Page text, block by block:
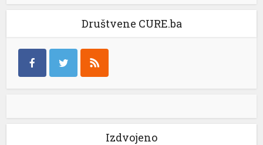
Društvene CURE.ba
Izdvojeno